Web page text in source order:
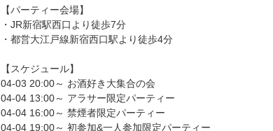
【パーティー会場】
・JR新宿駅西口より徒歩7分
・都営大江戸線新宿西口駅より徒歩4分
【スケジュール】
04-03 20:00～ お酒好き大集合の会
04-04 13:00～ アラサー限定パーティー
04-04 16:00～ 禁煙者限定パーティー
04-04 19:00～ 初参加&一人参加限定パーティー